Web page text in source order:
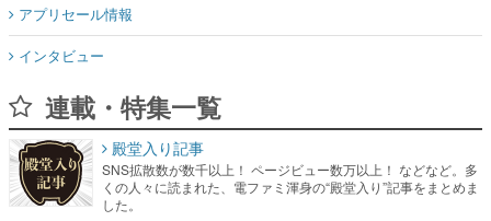
アプリセール情報
インタビュー
連載・特集一覧
殿堂入り記事
SNS拡散数が数千以上！ ページビュー数万以上！ などなど。多
くの人々に読まれた、電ファミ渾身の“殿堂入り”記事をまとめま
した。